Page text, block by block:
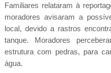
Familiares relataram à
moradores avisaram a
local, devido a rastros
tanque. Moradores
estrutura com pedras, para
água.